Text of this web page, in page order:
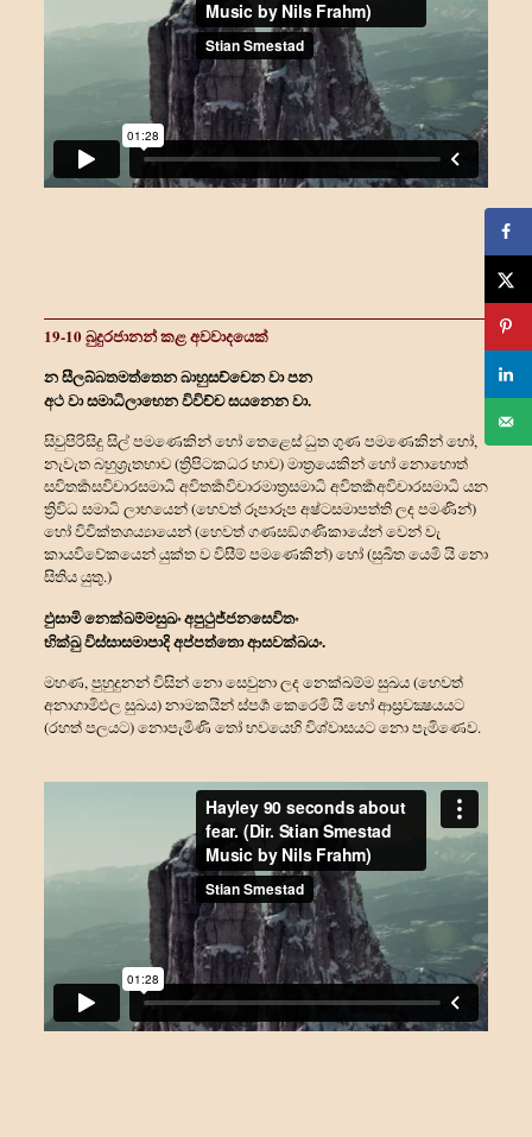
19-10 බුදුරජානන් කළ අවවාදයෙක්
න සීලබ්බතමත්තෙන බාහුසච්චෙන වා පන
අථ වා සමාධිලාභෙන විවිච්ච සයනෙන වා.
සිවුපිරිසිදු සිල් පමණෙකින් හෝ තෙළෙස් ධුත ගුණ පමණෙකින් හෝ,
නැවැත බහුශ්‍රැතභාව (ත්‍රිපිටකධර භාව) මාත්‍රයෙකින් හෝ නොහොත්
සවිතර්‍කසවිචාරසමාධි අවිතර්‍කවිචාරමාත්‍රසමාධි අවිතර්‍කඅවිචාරසමාධි යන
ත්‍රිවිධ සමාධි ලාභයෙන් (හෙවත් රූපාරූප අෂ්ටසමාපත්ති ලද පමණින්)
හෝ විවික්තශය්‍යායෙන් (හෙවත් ගණසඞ්ගණිකායේන් වෙන් වැ
කායවිවේකයෙන් යුක්ත ව විසීම් පමණෙකින්) හෝ (සුඛිත යෙමි යි නො
සිතිය යුතු.)
ඵුසාමි නෙක්ඛම්මසුඛං අපුථුජ්ජනසෙවිතං
භික්ඛු විස්සාසමාපාදි අප්පත්තො ආසවක්ඛයං.
මහණ, පුහුදුනන් විසින් නො සෙවුනා ලද නෙක්ඛම්ම සුඛය (හෙවත්
අනාගාමිඵල සුඛය) නාමකයින් ස්පර්‍ශ කෙරෙමි යි හෝ ආස්‍රවක්‍ෂයයට
(රහත් පලයට) නොපැමිණි තෝ භවයෙහි විශ්වාසයට නො පැමිණෙව.